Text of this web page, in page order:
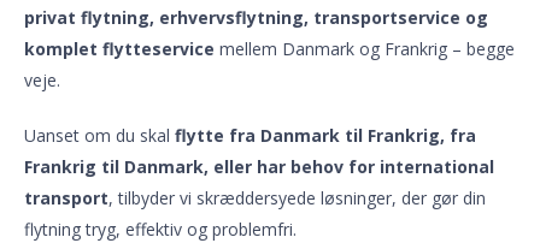
privat flytning, erhvervsflytning, transportservice og
komplet flytteservice mellem Danmark og Frankrig – begge
veje.
Uanset om du skal flytte fra Danmark til Frankrig, fra
Frankrig til Danmark, eller har behov for international
transport, tilbyder vi skræddersyede løsninger, der gør din
flytning tryg, effektiv og problemfri.